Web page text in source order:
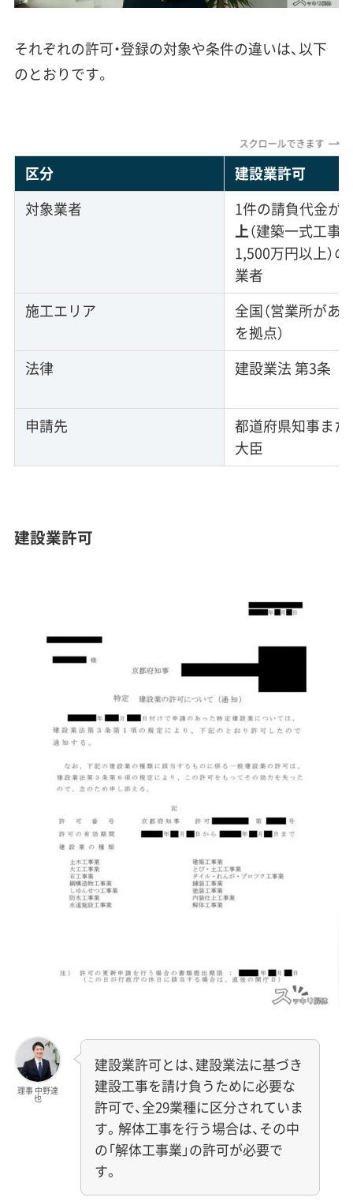
それぞれの許可・登録の対象や条件の違いは、以下
のとおりです。
スクロールできます
区分
建設業許可
対象業者
1件の請負代金が
上（建築一式工事
1,500万円以上）
業者
施工エリア
全国（営業所があ
を拠点）
法律
建設業法 第3条
申請先
都道府県知事ま
大臣
建設業許可
理事 中野達
也
建設業許可とは、建設業法に基づき
建設工事を請け負うために必要な
許可で、全29業種に区分されていま
す。解体工事を行う場合は、その中
の「解体工事業」の許可が必要で
す。